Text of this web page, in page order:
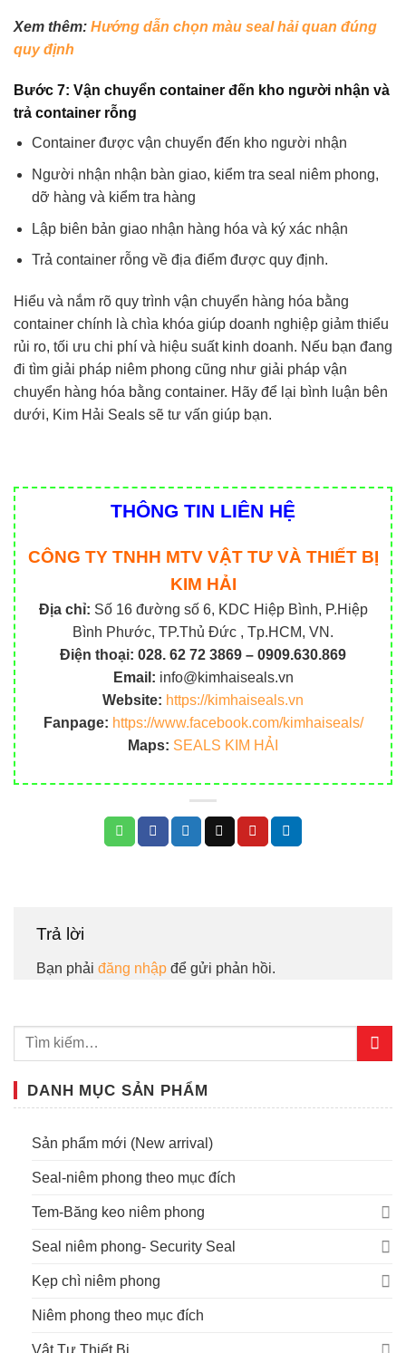
Xem thêm: Hướng dẫn chọn màu seal hải quan đúng
quy định
Bước 7: Vận chuyển container đến kho người nhận và
trả container rỗng
Container được vận chuyển đến kho người nhận
Người nhận nhận bàn giao, kiểm tra seal niêm phong,
dỡ hàng và kiểm tra hàng
Lập biên bản giao nhận hàng hóa và ký xác nhận
Trả container rỗng về địa điểm được quy định.
Hiểu và nắm rõ quy trình vận chuyển hàng hóa bằng
container chính là chìa khóa giúp doanh nghiệp giảm thiểu
rủi ro, tối ưu chi phí và hiệu suất kinh doanh. Nếu bạn đang
đi tìm giải pháp niêm phong cũng như giải pháp vận
chuyển hàng hóa bằng container. Hãy để lại bình luận bên
dưới, Kim Hải Seals sẽ tư vấn giúp bạn.
THÔNG TIN LIÊN HỆ
CÔNG TY TNHH MTV VẬT TƯ VÀ THIẾT BỊ
KIM HẢI
Địa chỉ: Số 16 đường số 6, KDC Hiệp Bình, P.Hiệp
Bình Phước, TP.Thủ Đức , Tp.HCM, VN.
Điện thoại: 028. 62 72 3869 – 0909.630.869
Email: info@kimhaiseals.vn
Website: https://kimhaiseals.vn
Fanpage: https://www.facebook.com/kimhaiseals/
Maps: SEALS KIM HẢI
Trả lời
Bạn phải đăng nhập để gửi phản hồi.
DANH MỤC SẢN PHẨM
Sản phẩm mới (New arrival)
Seal-niêm phong theo mục đích
Tem-Băng keo niêm phong
Seal niêm phong- Security Seal
Kẹp chì niêm phong
Niêm phong theo mục đích
Vật Tư Thiết Bị